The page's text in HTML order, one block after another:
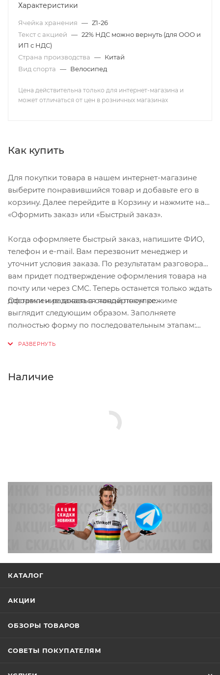
Характеристики
Ячейка хранения — Z1-26
Текст с акцией — 22% НДС можно вернуть (для ООО и
ИП с НДС)
Страна производства — Китай
Вид спорта — Велосипед
Цена действительна только для интернет-магазина и
может отличаться от цен в розничных магазинах
Как купить
Для покупки товара в нашем интернет-магазине
выберите понравившийся товар и добавьте его в
корзину. Далее перейдите в Корзину и нажмите на
«Оформить заказ» или «Быстрый заказ».
Когда оформляете быстрый заказ, напишите ФИО,
телефон и e-mail. Вам перезвонит менеджер и
уточнит условия заказа. По результатам разговора
вам придет подтверждение оформления товара на
почту или через СМС. Теперь останется только ждать
доставки и радоваться новой покупке.
Оформление заказа в стандартном режиме
выглядит следующим образом. Заполняете
полностью форму по последовательным этапам:
Нажмите кнопку «Оформить заказ».
Наличие
КАТАЛОГ
АКЦИИ
ОБЗОРЫ ТОВАРОВ
СОВЕТЫ ПОКУПАТЕЛЯМ